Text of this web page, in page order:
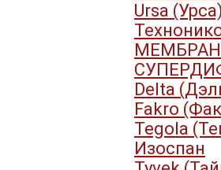
Ursa (Урса)
Delta
Fakro
Tegola
Изоспан